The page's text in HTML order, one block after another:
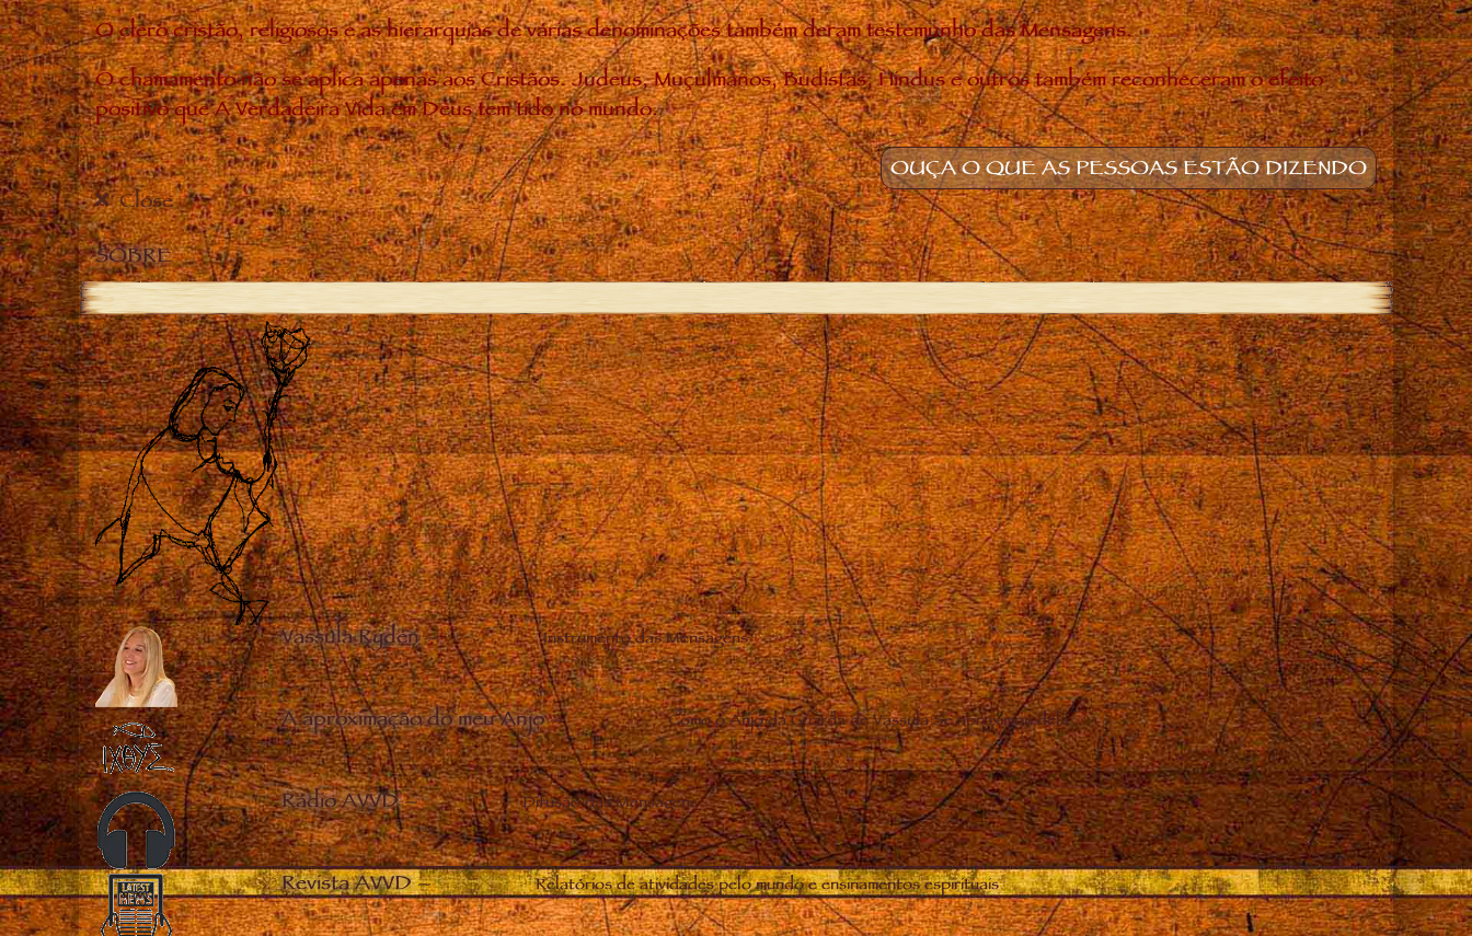
O clero cristão, religiosos e as hierarquias de várias denominações também deram testemunho das Mensagens.
O chamamento não se aplica apenas aos Cristãos. Judeus, Muçulmanos, Budistas, Hindus e outros também reconheceram o efeito
positivo que A Verdadeira Vida em Deus tem tido no mundo.
OUÇA O QUE AS PESSOAS ESTÃO DIZENDO
Close
SOBRE
Vassula Rydén– Instrumento das Mensagens
A aproximação do meu Anjo– Como o Anjo da Guarda de Vassula Se aproximou dela
Rádio AVVD– Difusão das Mensagens
Revista AVVD– Relatórios de atividades pelo mundo e ensinamentos espirituais